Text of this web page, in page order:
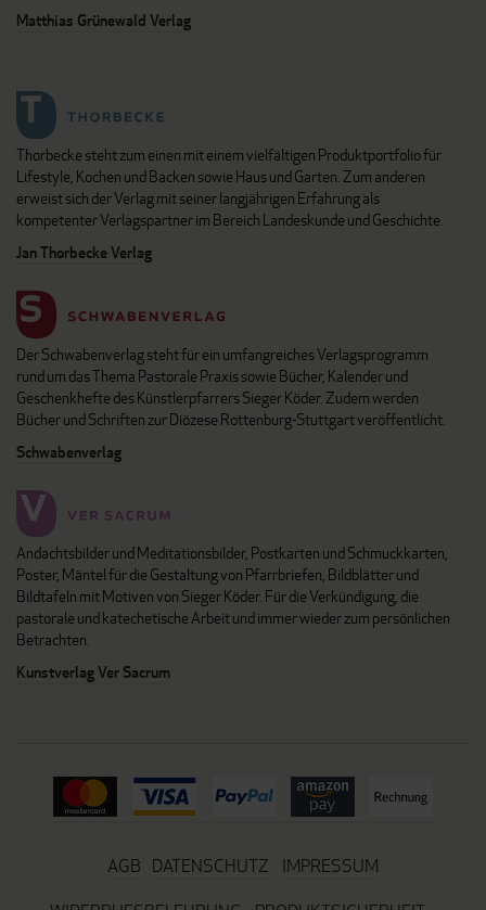
Matthias Grünewald Verlag
Thorbecke steht zum einen mit einem vielfältigen Produktportfolio für
Lifestyle, Kochen und Backen sowie Haus und Garten. Zum anderen
erweist sich der Verlag mit seiner langjährigen Erfahrung als
kompetenter Verlagspartner im Bereich Landeskunde und Geschichte.
Jan Thorbecke Verlag
Der Schwabenverlag steht für ein umfangreiches Verlagsprogramm
rund um das Thema Pastorale Praxis sowie Bücher, Kalender und
Geschenkhefte des Künstlerpfarrers Sieger Köder. Zudem werden
Bücher und Schriften zur Diözese Rottenburg-Stuttgart veröffentlicht.
Schwabenverlag
Andachtsbilder und Meditationsbilder, Postkarten und Schmuckkarten,
Poster, Mäntel für die Gestaltung von Pfarrbriefen, Bildblätter und
Bildtafeln mit Motiven von Sieger Köder. Für die Verkündigung, die
pastorale und katechetische Arbeit und immer wieder zum persönlichen
Betrachten.
Kunstverlag Ver Sacrum
AGB DATENSCHUTZ
IMPRESSUM